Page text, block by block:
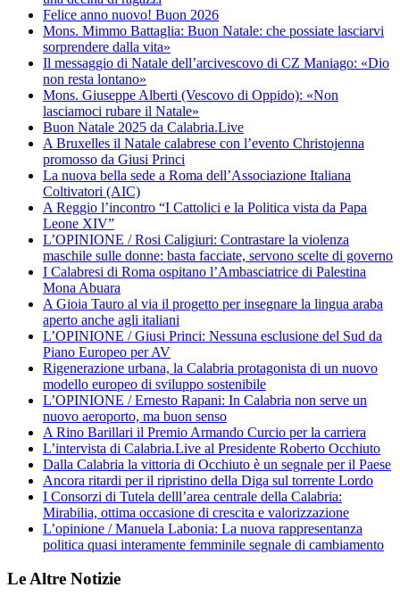
Felice anno nuovo! Buon 2026
Mons. Mimmo Battaglia: Buon Natale: che possiate lasciarvi
sorprendere dalla vita»
Il messaggio di Natale dell’arcivescovo di CZ Maniago: «Dio
non resta lontano»
Mons. Giuseppe Alberti (Vescovo di Oppido): «Non
lasciamoci rubare il Natale»
Buon Natale 2025 da Calabria.Live
A Bruxelles il Natale calabrese con l’evento Christojenna
promosso da Giusi Princi
La nuova bella sede a Roma dell’Associazione Italiana
Coltivatori (AIC)
A Reggio l’incontro “I Cattolici e la Politica vista da Papa
Leone XIV”
L’OPINIONE / Rosi Caligiuri: Contrastare la violenza
maschile sulle donne: basta facciate, servono scelte di governo
I Calabresi di Roma ospitano l’Ambasciatrice di Palestina
Mona Abuara
A Gioia Tauro al via il progetto per insegnare la lingua araba
aperto anche agli italiani
L’OPINIONE / Giusi Princi: Nessuna esclusione del Sud da
Piano Europeo per AV
Rigenerazione urbana, la Calabria protagonista di un nuovo
modello europeo di sviluppo sostenibile
L’OPINIONE / Ernesto Rapani: In Calabria non serve un
nuovo aeroporto, ma buon senso
A Rino Barillari il Premio Armando Curcio per la carriera
L’intervista di Calabria.Live al Presidente Roberto Occhiuto
Dalla Calabria la vittoria di Occhiuto è un segnale per il Paese
Ancora ritardi per il ripristino della Diga sul torrente Lordo
I Consorzi di Tutela delll’area centrale della Calabria:
Mirabilia, ottima occasione di crescita e valorizzazione
L’opinione / Manuela Labonia: La nuova rappresentanza
politica quasi interamente femminile segnale di cambiamento
Le Altre Notizie